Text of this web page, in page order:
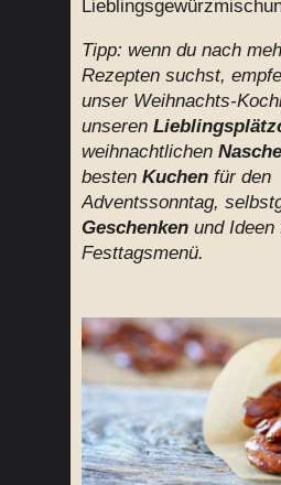
Tipp: wenn du nach
Rezepten suchst,
unser Weihnachts-
unseren
weihnachtlichen
besten Kuchen für den
Adventssonntag,
Geschenken und
Festtagsmenü.